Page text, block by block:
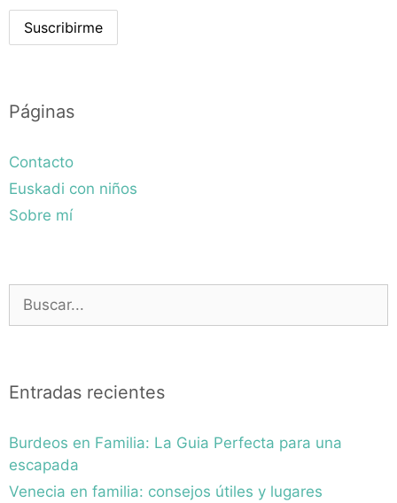
Páginas
Contacto
Euskadi con niños
Sobre mí
Entradas recientes
Burdeos en Familia: La Guia Perfecta para una
escapada
Venecia en familia: consejos útiles y lugares